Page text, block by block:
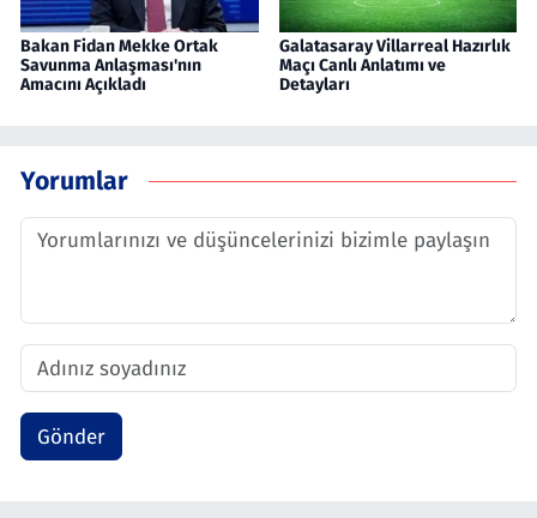
Bakan Fidan Mekke Ortak
Savunma Anlaşması'nın
Amacını Açıkladı
Galatasaray Villarreal Hazırlık
Maçı Canlı Anlatımı ve
Detayları
Yorumlar
Gönder